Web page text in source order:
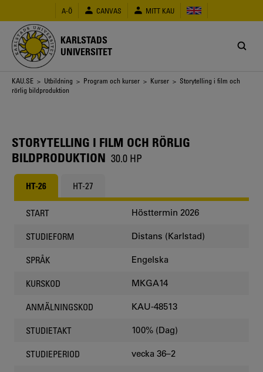
huvudinnehåll
A-Ö CANVAS MITT KAU
KARLSTADS
UNIVERSITET
Länkstig
KAU.SE > Utbildning > Program och kurser > Kurser > Storytelling i film och
rörlig bildproduktion
STORYTELLING I FILM OCH RÖRLIG
BILDPRODUKTION 30.0 HP
HT-26 HT-27
START Hösttermin 2026
STUDIEFORM Distans (Karlstad)
SPRÅK Engelska
KURSKOD MKGA14
ANMÄLNINGSKOD KAU-48513
STUDIETAKT 100% (Dag)
STUDIEPERIOD vecka 36–2